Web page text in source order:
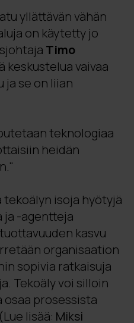
Esimerkiksi
automatisoi
asiakirjojen
AI-
onnistuu nimeämään ja
on lisännyt tiimin
mikä säästää
ja antaa asiantuntijoille
vaativampaan
ei ainoastaan
vaan myös paransi
ja
yksitoikkoisia
ajan
analyyttisemman
asiakkaille.
yllättävän vähän
on käytetty jo
Timo
keskustelua vaivaa
se on liian
teknologiaa
heidän
isoja hyötyjä
ja -agentteja
kasvu
organisaation
sopivia ratkaisuja
Tekoäly voi silloin
osaa prosessista
lisää: Miksi